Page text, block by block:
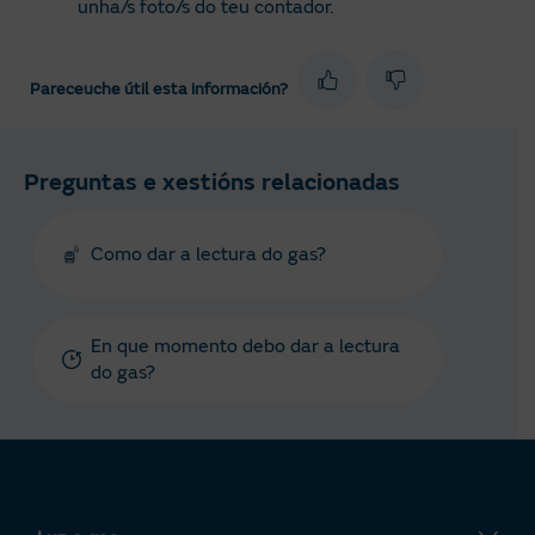
unha/s foto/s do teu contador.
Pareceuche útil esta información?
Preguntas e xestións relacionadas
Como dar a lectura do gas?
En que momento debo dar a lectura
do gas?